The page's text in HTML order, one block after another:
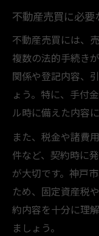
不動産売買に必
不動産売買には、
複数の法的手続き
関係や登記内容、
ょう。特に、手付
ル時に備えた内容
また、税金や諸費
件など、契約時に
が大切です。神戸
ため、固定資産税
約内容を十分に理
ましょう。